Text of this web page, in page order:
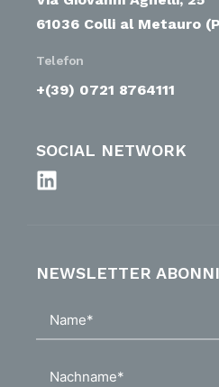
61036 Colli al Metauro
Telefon
+(39) 0721 8764111
SOCIAL NETWORK
NEWSLETTER